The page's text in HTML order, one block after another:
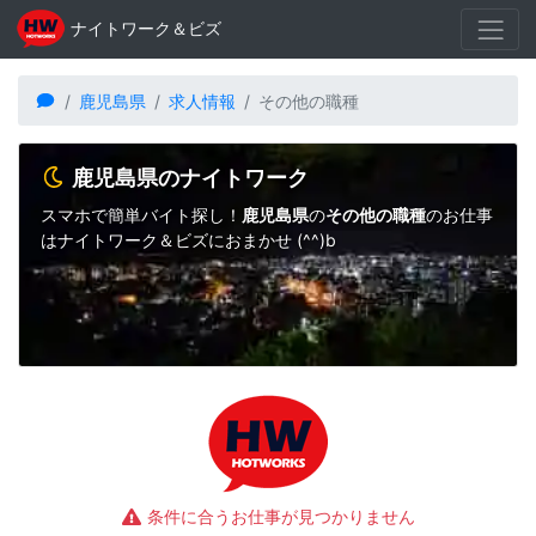
鹿児島県 求人情報 その他の職種
鹿児島県のナイトワーク
スマホで簡単バイト探し！ 鹿児島県のその他の職種のお仕事
はナイトワーク＆ビズにおまかせ (^^)b
条件に合うお仕事が見つかりません
ナイトワーク＆ビズ